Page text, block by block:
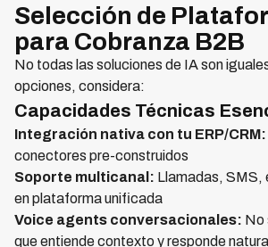
Selección de
para Cobranza B2B
No todas las soluciones de IA son
opciones, considera:
Capacidades Técnicas
Integración nativa con tu ERP/CRM:
conectores pre-construidos
Soporte multicanal: Llamadas, SMS,
en plataforma unificada
Voice agents conversacionales: No
que entiende contexto y responde